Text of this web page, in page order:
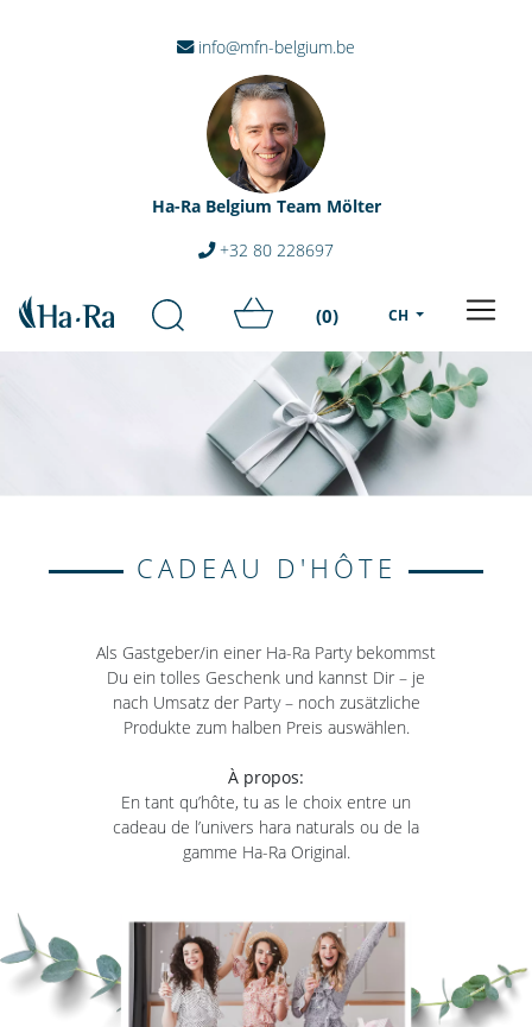
info@mfn-belgium.be
Ha-Ra Belgium Team Mölter
+32 80 228697
(0) CH
CADEAU D'HÔTE
Als Gastgeber/in einer Ha-Ra Party bekommst
Du ein tolles Geschenk und kannst Dir – je
nach Umsatz der Party – noch zusätzliche
Produkte zum halben Preis auswählen.
À propos:
En tant qu’hôte, tu as le choix entre un
cadeau de l’univers hara naturals ou de la
gamme Ha-Ra Original.